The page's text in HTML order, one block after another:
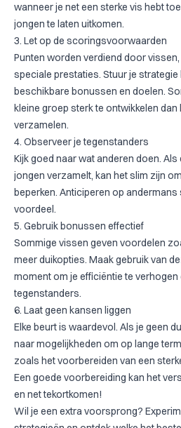
wanneer je net een sterke vis hebt
jongen te laten uitkomen.
3. Let op de scoringsvoorwaarden
Punten worden verdiend door
speciale prestaties. Stuur je strategie
beschikbare bonussen en doelen.
kleine groep sterk te ontwikkelen dan
verzamelen.
4. Observeer je tegenstanders
Kijk goed naar wat anderen doen.
jongen verzamelt, kan het slim zijn
beperken. Anticiperen op andermans
voordeel.
5. Gebruik bonussen effectief
Sommige vissen geven voordelen
meer duikopties. Maak gebruik van
moment om je efficiëntie te
tegenstanders.
6. Laat geen kansen liggen
Elke beurt is waardevol. Als je geen
naar mogelijkheden om op lange
zoals het voorbereiden van een
Een goede voorbereiding kan het
en net tekortkomen!
Wil je een extra voorsprong?